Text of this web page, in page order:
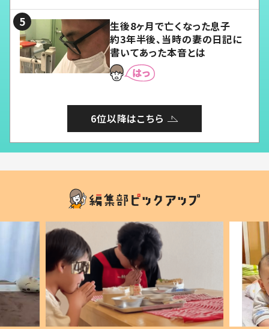
生後8ヶ月で亡くなった息子
約3年半後、当時の妻の日記に
書いてあった本音とは
6位以降はこちら